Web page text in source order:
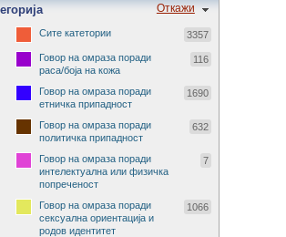
Откажи
Сите катетории 3357
Говор на омраза поради
раса/боја на кожа
116
Говор на омраза поради
етничка припадност
1690
Говор на омраза поради
политичка припадност
632
Говор на омраза поради
интелектуална или физичка
попреченост
7
Говор на омраза поради
сексуална ориентација и
родов идентитет
1066